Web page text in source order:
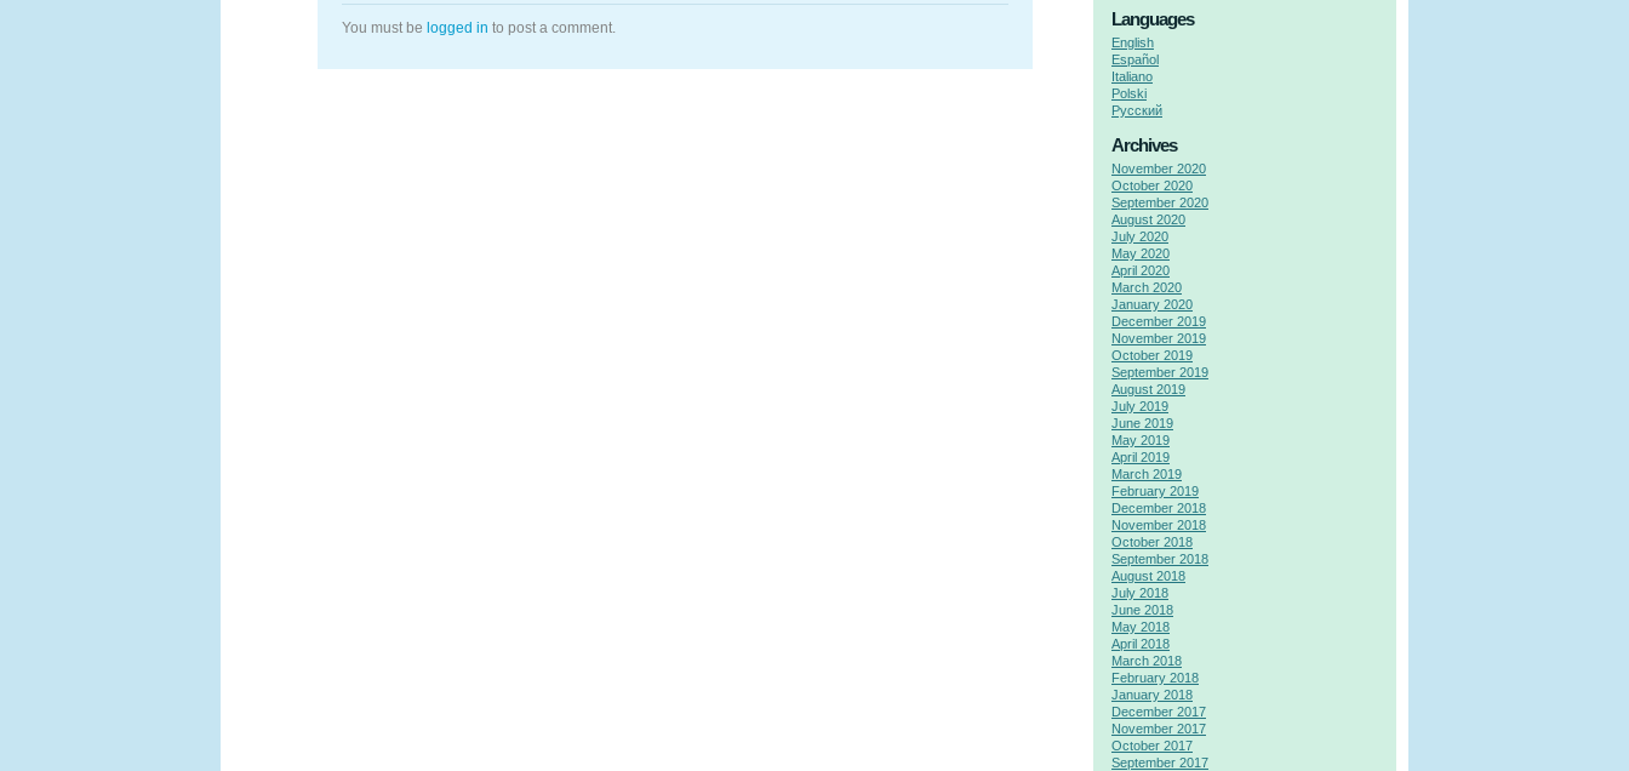
You must be logged in to post a comment. Languages
English
Español
Italiano
Polski
Русский
Archives
November 2020
October 2020
September 2020
August 2020
July 2020
May 2020
April 2020
March 2020
January 2020
December 2019
November 2019
October 2019
September 2019
August 2019
July 2019
June 2019
May 2019
April 2019
March 2019
February 2019
December 2018
November 2018
October 2018
September 2018
August 2018
July 2018
June 2018
May 2018
April 2018
March 2018
February 2018
January 2018
December 2017
November 2017
October 2017
September 2017